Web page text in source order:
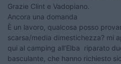
Grazie Clint e Vadopiano.
Ancora una domanda
È un lavoro, qualcosa posso
scarsa/media dimestichezza? mi
qui al camping all’Elba riparato
basculante, che hanno richiesto